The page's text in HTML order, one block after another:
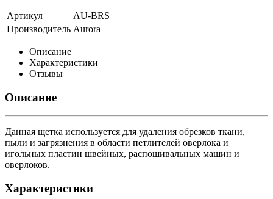
Артикул
AU-BRS
Производитель Aurora
Описание
Характеристики
Отзывы
Описание
Данная щетка используется для удаления обрезков ткани,
пыли и загрязнения в области петлителей оверлока и
игольных пластин швейных, распошивальных машин и
оверлоков.
Характеристики